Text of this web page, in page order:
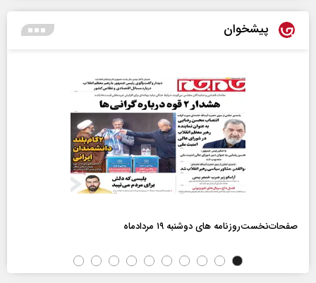
پیشخوان
صفحات‌نخست‌روزنامه ها‌ی دوشنبه ۱۹ مردادماه